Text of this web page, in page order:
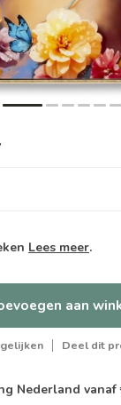
Lees meer.
aan
Deel dit
Nederland vanaf